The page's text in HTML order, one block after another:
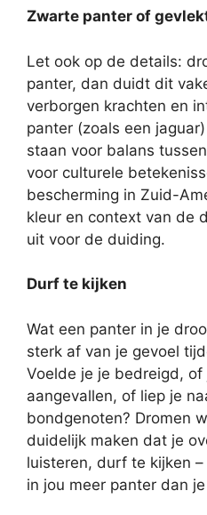
Zwarte panter of
Let ook op de details:
panter, dan duidt dit
verborgen krachten en
panter (zoals een
staan voor balans
voor culturele
bescherming in Zuid-
kleur en context van de
uit voor de duiding.
Durf te kijken
Wat een panter in je
sterk af van je gevoel
Voelde je je bedreigd,
aangevallen, of liep je
bondgenoten? Dromen
duidelijk maken dat je
luisteren, durf te kijken
in jou meer panter dan